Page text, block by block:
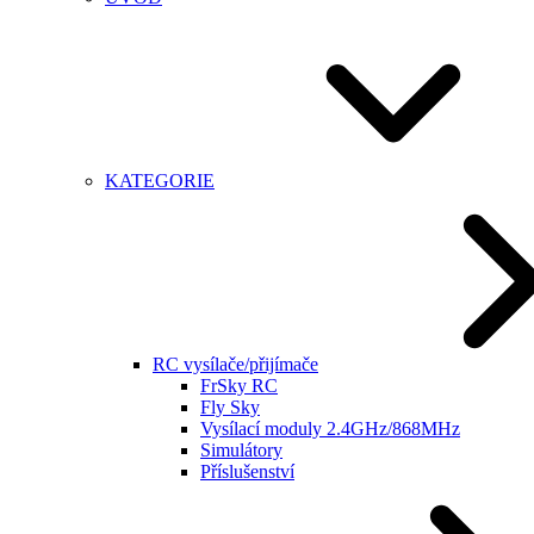
KATEGORIE
RC vysílače/přijímače
FrSky RC
Fly Sky
Vysílací moduly 2.4GHz/868MHz
Simulátory
Příslušenství